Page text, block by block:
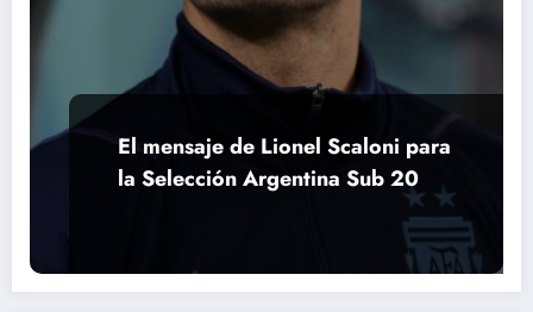
El mensaje de Lionel Scaloni para
la Selección Argentina Sub 20